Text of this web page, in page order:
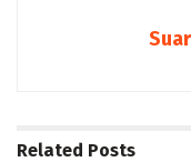
Related Posts